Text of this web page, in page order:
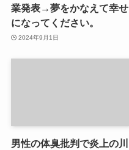
業発表→夢をかなえて幸せ
になってください。
2024年9月1日
男性の体臭批判で炎上の川